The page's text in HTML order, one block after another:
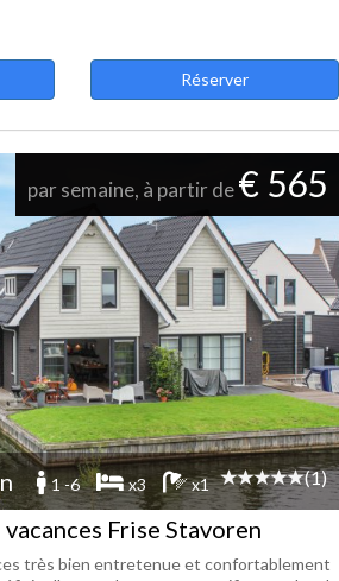
Réserver
par semaine, à partir de€ 565
1 -6 x3 x1 (1)
vacances Frise Stavoren
très bien entretenue et confortablement